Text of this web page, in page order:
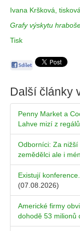
Ivana Kršková,
Grafy výskytu
Tisk
Další články
Penny Market a
Lahve mizí z regálů
Odborníci: Za nižší
zemědělci ale i
Existují
(07.08.2026)
Americké firmy
dohodě 53 milionů